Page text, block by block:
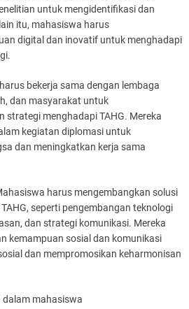
untuk mengidentifikasi dan
itu, mahasiswa harus
digital dan inovatif untuk menghadapi
bekerja sama dengan lembaga
dan masyarakat untuk
strategi menghadapi TAHG. Mereka
kegiatan diplomasi untuk
dan meningkatkan kerja sama
harus mengembangkan solusi
seperti pengembangan teknologi
dan strategi komunikasi. Mereka
kemampuan sosial dan komunikasi
dan mempromosikan keharmonisan
dalam mahasiswa